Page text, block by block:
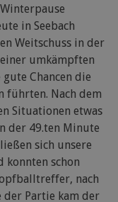
in Seebach
Weitschuss in der
umkämpften
Chancen die
führten. Nach dem
Situationen etwas
der 49.ten Minute
sich unsere
konnten schon
nach
der Partie kam der